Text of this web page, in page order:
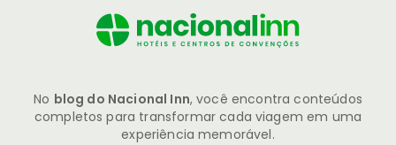
No blog do Nacional Inn, você encontra conteúdos
completos para transformar cada viagem em uma
experiência memorável.